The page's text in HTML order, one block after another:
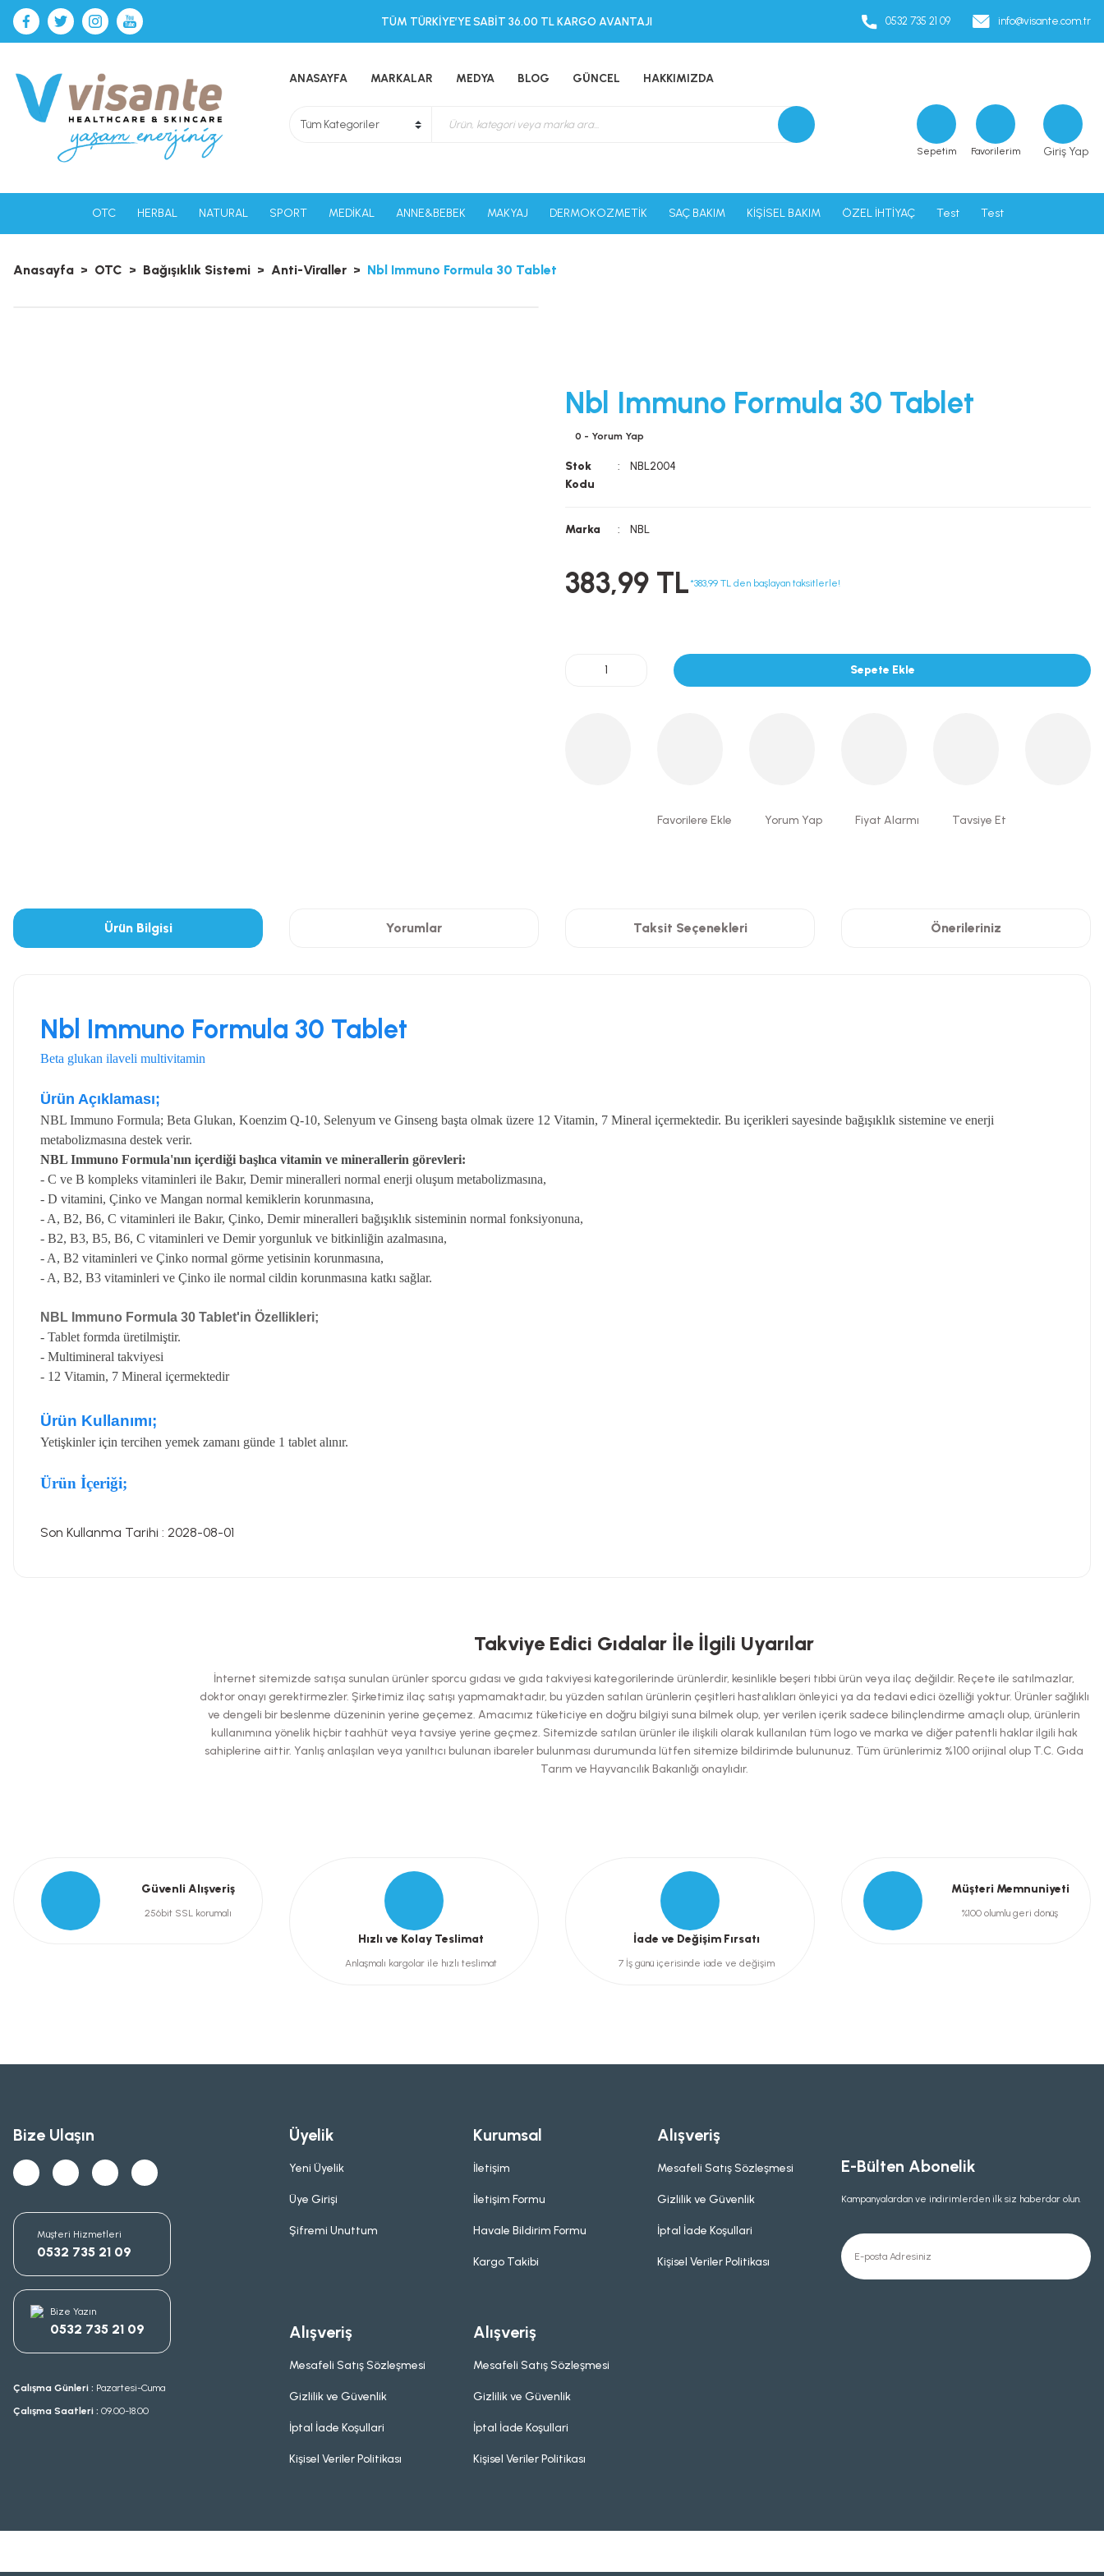
TÜM TÜRKİYE’YE SABİT 36.00 TL KARGO AVANTAJI 0532 735 21 09 info@visante.com.tr
ANASAYFA MARKALAR MEDYA BLOG GÜNCEL HAKKIMIZDA
Sepetim Favorilerim Giriş Yap
OTC HERBAL NATURAL SPORT MEDİKAL ANNE&BEBEK MAKYAJ DERMOKOZMETİK SAÇ BAKIM KİŞİSEL BAKIM ÖZEL İHTİYAÇ Test Test
Anasayfa OTC Bağışıklık Sistemi Anti-Viraller Nbl Immuno Formula 30 Tablet
Nbl Immuno Formula 30 Tablet
0 - Yorum Yap
Stok
Kodu
NBL2004
Marka NBL
383,99 TL*383,99 TL den başlayan taksitlerle!
Sepete Ekle
Yorum Yap Fiyat Alarmı Tavsiye Et
Ürün Bilgisi Yorumlar Taksit Seçenekleri Önerileriniz
Nbl Immuno Formula 30 Tablet
Beta glukan ilaveli multivitamin
Ürün Açıklaması;
NBL Immuno Formula; Beta Glukan, Koenzim Q-10, Selenyum ve Ginseng başta olmak üzere 12 Vitamin, 7 Mineral içermektedir. Bu içerikleri sayesinde bağışıklık sistemine ve enerji
metabolizmasına destek verir.
NBL Immuno Formula'nın içerdiği başlıca vitamin ve minerallerin görevleri:
- C ve B kompleks vitaminleri ile Bakır, Demir mineralleri normal enerji oluşum metabolizmasına,
- D vitamini, Çinko ve Mangan normal kemiklerin korunmasına,
- A, B2, B6, C vitaminleri ile Bakır, Çinko, Demir mineralleri bağışıklık sisteminin normal fonksiyonuna,
- B2, B3, B5, B6, C vitaminleri ve Demir yorgunluk ve bitkinliğin azalmasına,
- A, B2 vitaminleri ve Çinko normal görme yetisinin korunmasına,
- A, B2, B3 vitaminleri ve Çinko ile normal cildin korunmasına katkı sağlar.
NBL Immuno Formula 30 Tablet'in Özellikleri;
- Tablet formda üretilmiştir.
- Multimineral takviyesi
- 12 Vitamin, 7 Mineral içermektedir
Ürün Kullanımı;
Yetişkinler için tercihen yemek zamanı günde 1 tablet alınır.
Ürün İçeriği;
Son Kullanma Tarihi : 2028-08-01
Bu ürüne ilk yorumu siz yapın!
Yorum Yaz
Ürün resmi kalitesiz, bozuk veya görüntülenemiyor.
Ürün açıklamasında eksik bilgiler bulunuyor.
Ürün bilgilerinde hatalar bulunuyor.
Ürün fiyatı diğer sitelerden daha pahalı.
Takviye Edici Gıdalar İle İlgili Uyarılar
İnternet sitemizde satışa sunulan ürünler sporcu gıdası ve gıda takviyesi kategorilerinde ürünlerdir, kesinlikle beşeri tıbbi ürün veya ilaç değildir. Reçete ile satılmazlar,
doktor onayı gerektirmezler. Şirketimiz ilaç satışı yapmamaktadır, bu yüzden satılan ürünlerin çeşitleri hastalıkları önleyici ya da tedavi edici özelliği yoktur. Ürünler sağlıklı
ve dengeli bir beslenme düzeninin yerine geçemez. Amacımız tüketiciye en doğru bilgiyi suna bilmek olup, yer verilen içerik sadece bilinçlendirme amaçlı olup, ürünlerin
kullanımına yönelik hiçbir taahhüt veya tavsiye yerine geçmez. Sitemizde satılan ürünler ile ilişkili olarak kullanılan tüm logo ve marka ve diğer patentli haklar ilgili hak
sahiplerine aittir. Yanlış anlaşılan veya yanıltıcı bulunan ibareler bulunması durumunda lütfen sitemize bildirimde bulununuz. Tüm ürünlerimiz %100 orijinal olup T.C. Gıda
Tarım ve Hayvancılık Bakanlığı onaylıdır.
Güvenli Alışveriş
256bit SSL korumalı
Hızlı ve Kolay Teslimat
Anlaşmalı kargolar ile hızlı teslimat
İade ve Değişim Fırsatı
7 İş günü içerisinde iade ve değişim
Müşteri Memnuniyeti
%100 olumlu geri dönüş
Bize Ulaşın
Müşteri Hizmetleri
0532 735 21 09
Bize Yazın
0532 735 21 09
Çalışma Günleri : Pazartesi-Cuma
Çalışma Saatleri : 09.00-18.00
Üyelik
Yeni Üyelik
Üye Girişi
Şifremi Unuttum
Kurumsal
İletişim
İletişim Formu
Havale Bildirim Formu
Kargo Takibi
Alışveriş
Mesafeli Satış Sözleşmesi
Gizlilik ve Güvenlik
İptal İade Koşullari
Kişisel Veriler Politikası
Alışveriş
Mesafeli Satış Sözleşmesi
Gizlilik ve Güvenlik
İptal İade Koşullari
Kişisel Veriler Politikası
Alışveriş
Mesafeli Satış Sözleşmesi
Gizlilik ve Güvenlik
İptal İade Koşullari
Kişisel Veriler Politikası
E-Bülten Abonelik
Kampanyalardan ve indirimlerden ilk siz haberdar olun.